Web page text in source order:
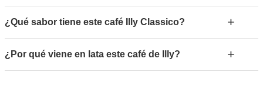
¿Qué sabor tiene este café Illy Classico? +
¿Por qué viene en lata este café de Illy? +